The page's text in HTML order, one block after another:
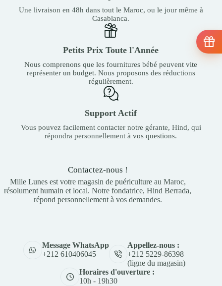
Une livraison en 48h dans tout le Maroc, ou le jour même à
Casablanca.
Petits Prix Toute l'Année
Nous comprenons que les fournitures bébé peuvent vite
représenter un budget. Nous proposons des réductions
régulièrement.
Support Actif
Vous pouvez facilement contacter notre gérante, Hind, qui
répondra personnellement à vos questions.
Contactez-nous !
Mille Lunes est votre magasin de puériculture au Maroc,
résolument humain et local. Notre fondatrice, Hind Berrada,
répond personnellement à vos demandes.
Message WhatsApp
+212 610406045
Appellez-nous :
+212 5229-86398
(ligne du magasin)
Horaires d'ouverture :
10h - 19h30